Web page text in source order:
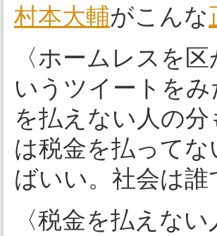
村本大輔がこんな
〈ホームレスを
いうツイートを
を払えない人の
は税金を払って
ばいい。社会は
〈税金を払えな